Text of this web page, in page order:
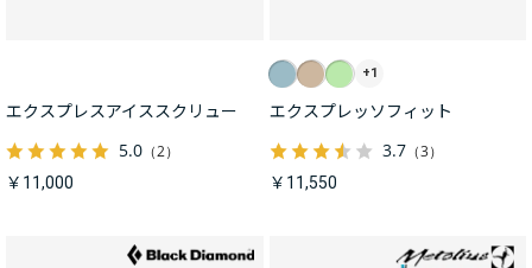
エクスプレスアイススクリュー
5.0 （2）
￥11,000
+1
エクスプレッソフィット
3.7（3）
￥11,550